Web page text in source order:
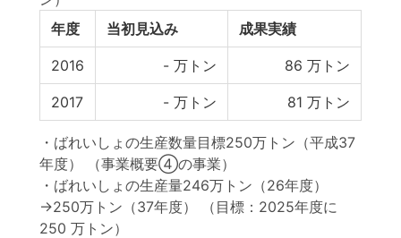
年度
当初見込み 成果実績
2016 - 万トン 86 万トン
2017 - 万トン 81 万トン
・ばれいしょの生産数量目標250万トン（平成37
年度） （事業概要④の事業）
・ばれいしょの生産量246万トン（26年度）
→250万トン（37年度）
（目標：2025年度に
250 万トン）